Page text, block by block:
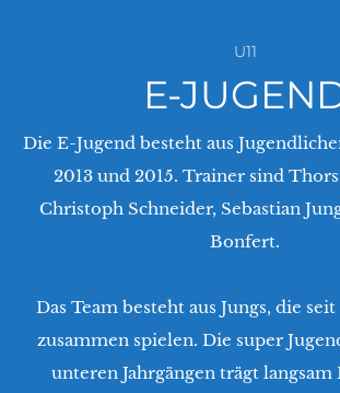
U11
E-
Die E-Jugend besteht aus
2013 und 2015. Trainer sind
Christoph Schneider, Sebastian
Bonfert.
Das Team besteht aus Jungs, die
zusammen spielen. Die super
unteren Jahrgängen trägt